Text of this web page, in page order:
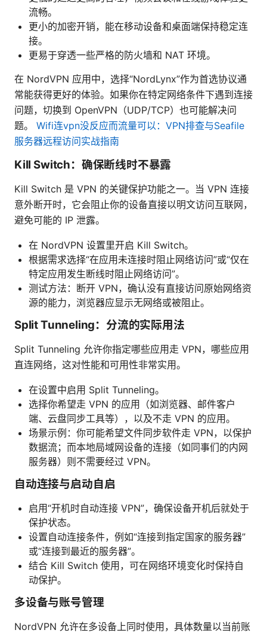
流畅。
更小的加密开销，能在移动设备和桌面端保持稳定连
接。
更易于穿透一些严格的防火墙和 NAT 环境。
在 NordVPN 应用中，选择“NordLynx”作为首选协议通
常能获得更好的体验。如果你在特定网络条件下遇到连接
问题，切换到 OpenVPN（UDP/TCP）也可能解决问
题。 Wifi连vpn没反应而流量可以：VPN排查与Seafile
服务器远程访问实战指南
Kill Switch：确保断线时不暴露
Kill Switch 是 VPN 的关键保护功能之一。当 VPN 连接
意外断开时，它会阻止你的设备直接以明文访问互联网，
避免可能的 IP 泄露。
在 NordVPN 设置里开启 Kill Switch。
根据需求选择“在应用未连接时阻止网络访问”或“仅在
特定应用发生断线时阻止网络访问”。
测试方法：断开 VPN，确认没有直接访问原始网络资
源的能力，浏览器应显示无网络或被阻止。
Split Tunneling：分流的实际用法
Split Tunneling 允许你指定哪些应用走 VPN，哪些应用
直连网络，这对性能和可用性非常实用。
在设置中启用 Split Tunneling。
选择你希望走 VPN 的应用（如浏览器、邮件客户
端、云盘同步工具等），以及不走 VPN 的应用。
场景示例：你可能希望文件同步软件走 VPN，以保护
数据流；而本地局域网设备的连接（如同事们的内网
服务器）则不需要经过 VPN。
自动连接与启动自启
启用“开机时自动连接 VPN”，确保设备开机后就处于
保护状态。
设置自动连接条件，例如“连接到指定国家的服务器”
或“连接到最近的服务器”。
结合 Kill Switch 使用，可在网络环境变化时保持自
动保护。
多设备与账号管理
NordVPN 允许在多设备上同时使用，具体数量以当前账